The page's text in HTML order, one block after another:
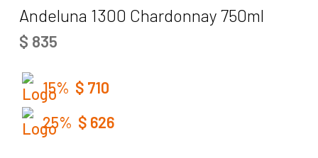
Andeluna 1300 Chardonnay 750ml
$ 835
15% $ 710
25% $ 626